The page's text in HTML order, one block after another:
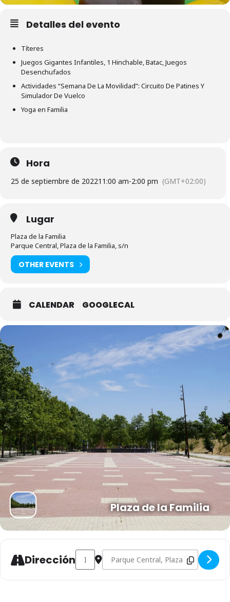
Detalles del evento
Títeres
Juegos Gigantes Infantiles, 1 Hinchable, Batac, Juegos
Desenchufados
Actividades “Semana De La Movilidad”: Circuito De Patines Y
Simulador De Vuelco
Yoga en Familia
Hora
25 de septiembre de 202211:00 am-2:00 pm (GMT+02:00)
Lugar
Plaza de la Familia
Parque Central, Plaza de la Familia, s/n
OTHER EVENTS
CALENDAR GOOGLECAL
Plaza de la Familia
DirecciónAddress - Actividades infantiles y familiares
Destination Address - Actividades